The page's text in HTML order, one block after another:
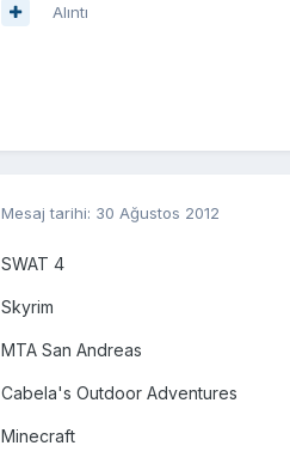
Alıntı
Mesaj tarihi: 30 Ağustos 2012
SWAT 4
Skyrim
MTA San Andreas
Cabela's Outdoor Adventures
Minecraft